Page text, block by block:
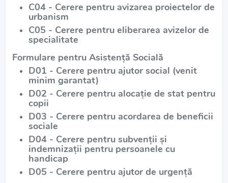
C04 - Cerere pentru avizarea proiectelor de
urbanism
C05 - Cerere pentru eliberarea avizelor de
specialitate
Formulare pentru Asistență Socială
D01 - Cerere pentru ajutor social (venit
minim garantat)
D02 - Cerere pentru alocație de stat pentru
copii
D03 - Cerere pentru acordarea de beneficii
sociale
D04 - Cerere pentru subvenții și
indemnizații pentru persoanele cu
handicap
D05 - Cerere pentru ajutor de urgență